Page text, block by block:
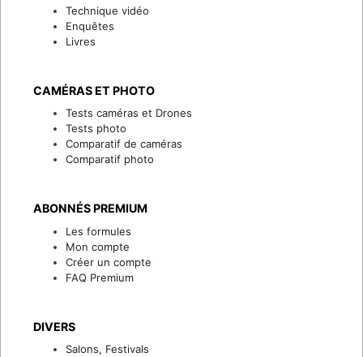
Technique vidéo
Enquêtes
Livres
CAMÉRAS ET PHOTO
Tests caméras et Drones
Tests photo
Comparatif de caméras
Comparatif photo
ABONNÉS PREMIUM
Les formules
Mon compte
Créer un compte
FAQ Premium
DIVERS
Salons, Festivals